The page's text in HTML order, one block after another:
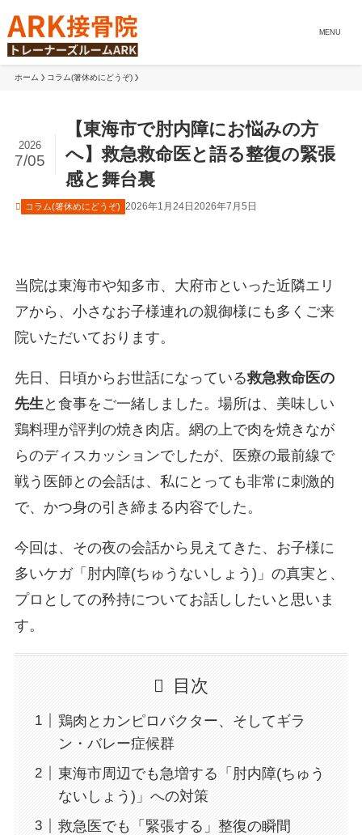
MENU
ホーム コラム(箸休めにどうぞ)
【東海市で肘内障にお悩みの方
へ】救急救命医と語る整復の緊張
感と舞台裏
2026
7/05
コラム(箸休めにどうぞ) 2026年1月24日 2026年7月5日
当院は東海市や知多市、大府市といった近隣エリ
アから、小さなお子様連れの親御様にも多くご来
院いただいております。
先日、日頃からお世話になっている救急救命医の
先生 と食事をご一緒しました。場所は、美味しい
鶏料理が評判の焼き肉店。網の上で肉を焼きなが
らのディスカッションでしたが、医療の最前線で
戦う医師との会話は、私にとっても非常に刺激的
で、かつ身の引き締まる内容でした。
今回は、その夜の会話から見えてきた、お子様に
多いケガ「肘内障(ちゅうないしょう)」の真実と、
プロとしての矜持についてお話ししたいと思いま
す。
目次
鶏肉とカンピロバクター、そしてギラ
ン・バレー症候群
東海市周辺でも急増する「肘内障(ちゅう
ないしょう)」への対策
救急医でも「緊張する」整復の瞬間